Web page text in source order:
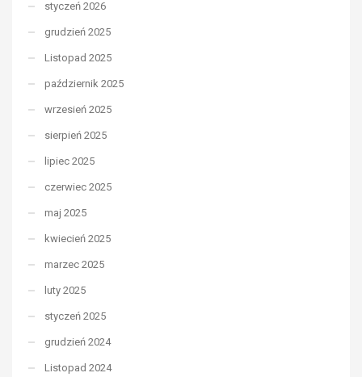
styczeń 2026
grudzień 2025
Listopad 2025
październik 2025
wrzesień 2025
sierpień 2025
lipiec 2025
czerwiec 2025
maj 2025
kwiecień 2025
marzec 2025
luty 2025
styczeń 2025
grudzień 2024
Listopad 2024